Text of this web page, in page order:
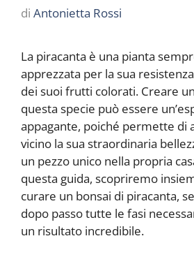
di Antonietta Rossi
La piracanta è una pianta
apprezzata per la sua
dei suoi frutti colorati. Creare
questa specie può essere
appagante, poiché permette di
vicino la sua straordinaria
un pezzo unico nella propria
questa guida, scopriremo
curare un bonsai di piracanta,
dopo passo tutte le fasi
un risultato incredibile.